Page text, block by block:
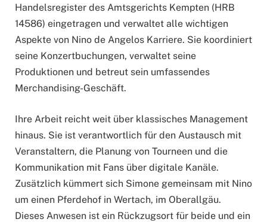
Handelsregister des Amtsgerichts Kempten (HRB
14586) eingetragen und verwaltet alle wichtigen
Aspekte von Nino de Angelos Karriere. Sie koordiniert
seine Konzertbuchungen, verwaltet seine
Produktionen und betreut sein umfassendes
Merchandising-Geschäft.
Ihre Arbeit reicht weit über klassisches Management
hinaus. Sie ist verantwortlich für den Austausch mit
Veranstaltern, die Planung von Tourneen und die
Kommunikation mit Fans über digitale Kanäle.
Zusätzlich kümmert sich Simone gemeinsam mit Nino
um einen Pferdehof in Wertach, im Oberallgäu.
Dieses Anwesen ist ein Rückzugsort für beide und ein